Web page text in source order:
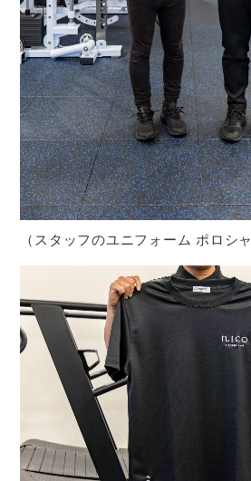
（スタッフのユニフォーム ポロシ